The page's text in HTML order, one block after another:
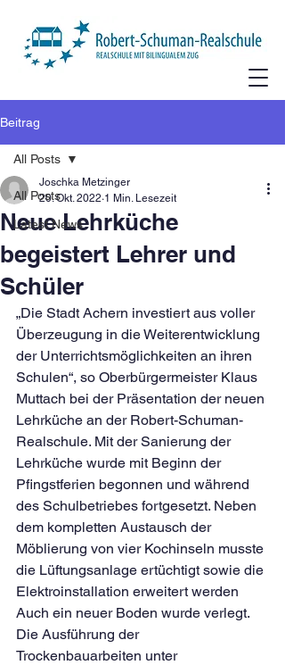
Beitrag
All Posts
Latest News
All Posts
Neue Lehrküche
begeistert Lehrer und
Schüler
Joschka Metzinger
20. Okt. 2022 1 Min. Lesezeit
„Die Stadt Achern investiert aus voller
Überzeugung in die Weiterentwicklung
der Unterrichtsmöglichkeiten an ihren
Schulen“, so Oberbürgermeister Klaus
Muttach bei der Präsentation der neuen
Lehrküche an der Robert-Schuman-
Realschule. Mit der Sanierung der
Lehrküche wurde mit Beginn der
Pfingstferien begonnen und während
des Schulbetriebes fortgesetzt. Neben
dem kompletten Austausch der
Möblierung von vier Kochinseln musste
die Lüftungsanlage ertüchtigt sowie die
Elektroinstallation erweitert werden
Auch ein neuer Boden wurde verlegt.
Die Ausführung der
Trockenbauarbeiten unter